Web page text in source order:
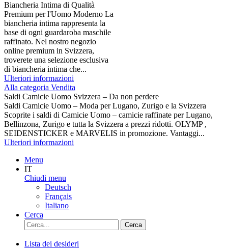
Biancheria Intima di Qualità
Premium per l'Uomo Moderno La
biancheria intima rappresenta la
base di ogni guardaroba maschile
raffinato. Nel nostro negozio
online premium in Svizzera,
troverete una selezione esclusiva
di biancheria intima che...
Ulteriori informazioni
Alla categoria Vendita
Saldi Camicie Uomo Svizzera – Da non perdere
Saldi Camicie Uomo – Moda per Lugano, Zurigo e la Svizzera
Scoprite i saldi di Camicie Uomo – camicie raffinate per Lugano,
Bellinzona, Zurigo e tutta la Svizzera a prezzi ridotti. OLYMP ,
SEIDENSTICKER e MARVELIS in promozione. Vantaggi...
Ulteriori informazioni
Menu
IT
Chiudi menu
Deutsch
Français
Italiano
Cerca
Cerca
Lista dei desideri